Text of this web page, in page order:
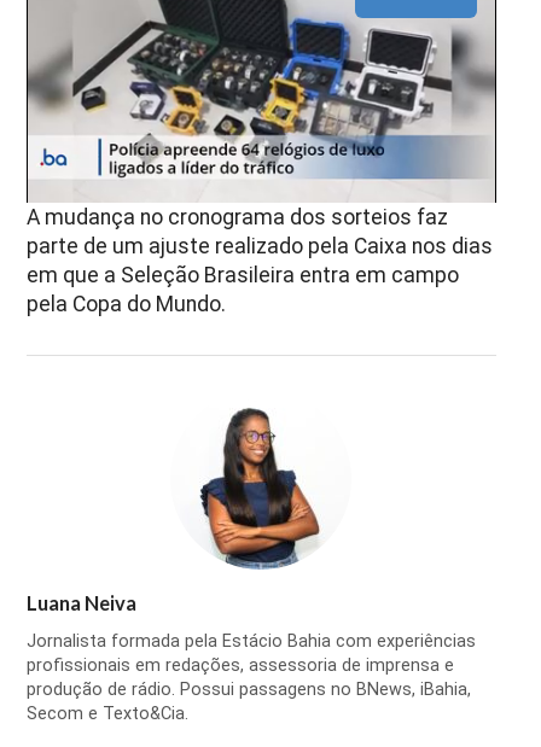
A mudança no cronograma dos sorteios faz
parte de um ajuste realizado pela Caixa nos dias
em que a Seleção Brasileira entra em campo
pela Copa do Mundo.
Luana Neiva
Jornalista formada pela Estácio Bahia com experiências
profissionais em redações, assessoria de imprensa e
produção de rádio. Possui passagens no BNews, iBahia,
Secom e Texto&Cia.